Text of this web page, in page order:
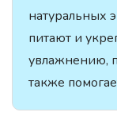
натуральных
питают и
увлажнению,
также